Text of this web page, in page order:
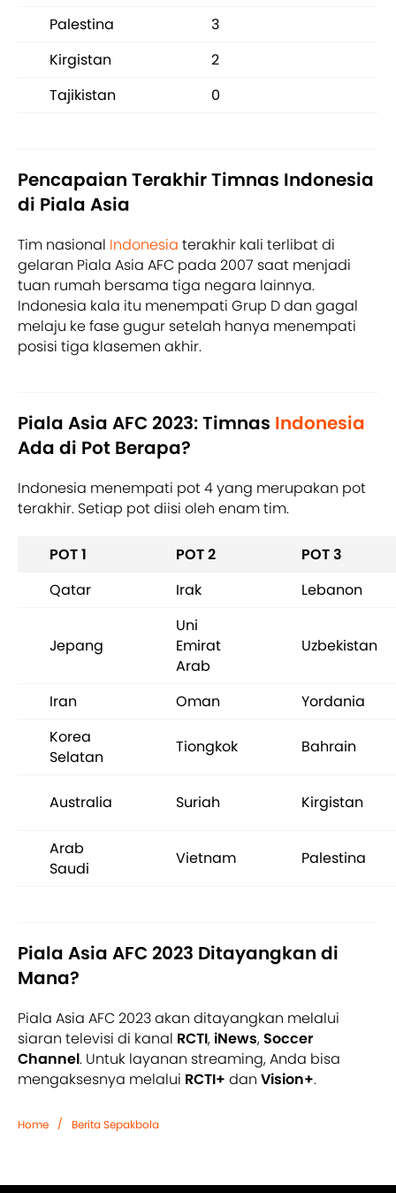
Palestina
3
Kirgistan
2
Tajikistan
0
Pencapaian Terakhir Timnas Indonesia
di Piala Asia
Tim nasional Indonesia terakhir kali terlibat di
gelaran Piala Asia AFC pada 2007 saat menjadi
tuan rumah bersama tiga negara lainnya.
Indonesia kala itu menempati Grup D dan gagal
melaju ke fase gugur setelah hanya menempati
posisi tiga klasemen akhir.
Piala Asia AFC 2023: Timnas Indonesia
Ada di Pot Berapa?
Indonesia menempati pot 4 yang merupakan pot
terakhir. Setiap pot diisi oleh enam tim.
POT 1 POT 2
POT 3
Qatar
Irak Lebanon
Jepang
Uni
Emirat
Arab
Uzbekistan
Iran Oman
Yordania
Korea
Selatan
Tiongkok Bahrain
Australia Suriah Kirgistan
Arab
Saudi
Vietnam Palestina
Piala Asia AFC 2023 Ditayangkan di
Mana?
Piala Asia AFC 2023 akan ditayangkan melalui
siaran televisi di kanal RCTI, iNews, Soccer
Channel. Untuk layanan streaming, Anda bisa
mengaksesnya melalui RCTI+ dan Vision+.
Home / Berita Sepakbola